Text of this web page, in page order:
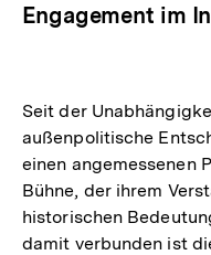
Engagement im
Seit der
außenpolitische
einen angemessenen
Bühne, der ihrem
historischen
damit verbunden ist